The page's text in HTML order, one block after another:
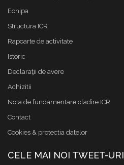
Echipa
Structura ICR
Rapoarte de activitate
Istoric
Declaraţii de avere
Achizitii
Nota de fundamentare cladire ICR
Contact
Cookies & protectia datelor
CELE MAI NOI TWEET-URI